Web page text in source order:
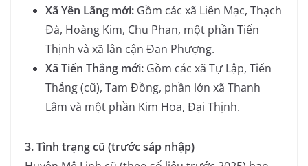
Xã Yên Lãng mới: Gồm các xã Liên Mạc, Thạch
Đà, Hoàng Kim, Chu Phan, một phần Tiến
Thịnh và xã lân cận Đan Phượng.
Xã Tiến Thắng mới: Gồm các xã Tự Lập, Tiến
Thắng (cũ), Tam Đồng, phần lớn xã Thanh
Lâm và một phần Kim Hoa, Đại Thịnh.
3. Tình trạng cũ (trước sáp nhập)